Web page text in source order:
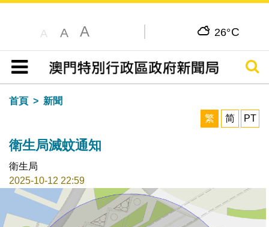
A A A 26°C
目錄
搜尋
首頁
新聞
繁
简 PT
衛生局滅蚊通知
衛生局
2025-10-12 22:59